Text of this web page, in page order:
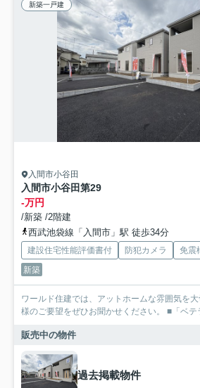
新築一戸建
入間市小谷田
入間市小谷田第29
-万円
/新築 /2階建
西武池袋線「入間市」駅 徒歩34分
建設住宅性能評価書付 防犯カメラ 免震
新築
ワールド住建では、アットホームな雰囲気を
様のご要望をぜひお聞か
販売中の物件
過去掲載物件